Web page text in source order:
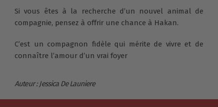
Si vous êtes à la recherche d’un nouvel animal de
compagnie, pensez à offrir une chance à Hakan.
C’est un compagnon fidèle qui mérite de vivre et de
connaître l’amour d’un vrai foyer
Auteur : Jessica De Launiere